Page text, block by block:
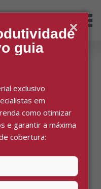
guia
exclusivo
em
como otimizar
e garantir a máxima
cobertura:
Busca
e 20º) -
peça é usada para
da parte mais alta do